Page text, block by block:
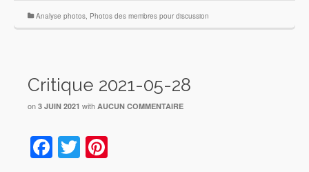
Analyse photos, Photos des membres pour discussion
Critique 2021-05-28
on 3 JUIN 2021 with AUCUN COMMENTAIRE
Facebook
Twitter